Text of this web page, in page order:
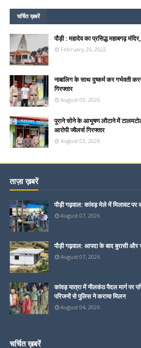
चर्चित ख़बरें
पौड़ी : महादेव का प्रसिद्ध महाबगढ़
February 26, 2022
नाबालिग के साथ दुष्कर्म कर गर्भवती
गिरफ्तार
August 03, 2026
पुराने सोने के आभूषण लौटाने में
आरोपी ज्वैलर्स गिरफ्तार
August 03, 2026
ताज़ा ख़बरें
पौड़ी गढ़वाल: कांवड़ मेले में मिलावट पर
August 07, 2026
पौड़ी गढ़वाल: आपदा के बाद बुरासी
August 07, 2026
कांवड़ यात्रा में नीलकंठ पैदल मार्ग पर
परिजनों से पुलिस ने कराया मिलन
August 04, 2026
चर्चित ख़बरें